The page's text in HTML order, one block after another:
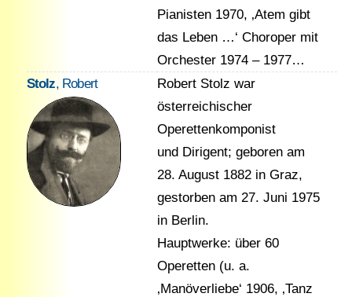
Pianisten 1970, ‚Atem gibt
das Leben …‘ Choroper mit
Orchester 1974 – 1977…
Stolz, Robert
Robert Stolz war
österreichischer
Operettenkomponist
und Dirigent; geboren am
28. August 1882 in Graz,
gestorben am 27. Juni 1975
in Berlin.
Hauptwerke: über 60
Operetten (u. a.
‚Manöverliebe‘ 1906, ‚Tanz